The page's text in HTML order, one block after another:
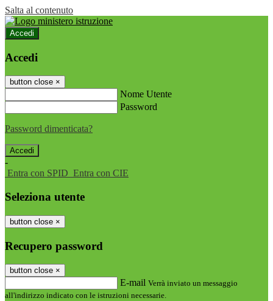
Salta al contenuto
Accedi
Accedi
button close ×
Nome Utente
Password
Password dimenticata?
-
Entra con SPID Entra con CIE
Seleziona utente
button close ×
Recupero password
button close ×
E-mail Verrà inviato un messaggio
all'indirizzo indicato con le istruzioni necessarie.